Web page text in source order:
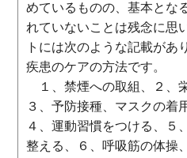
めているものの、基本とな
れていないことは残念に思
トには次のような記載があ
疾患のケアの方法です。
１、禁煙への取組、２、
３、予防接種、マスクの着
４、運動習慣をつける、５
整える、６、呼吸筋の体操